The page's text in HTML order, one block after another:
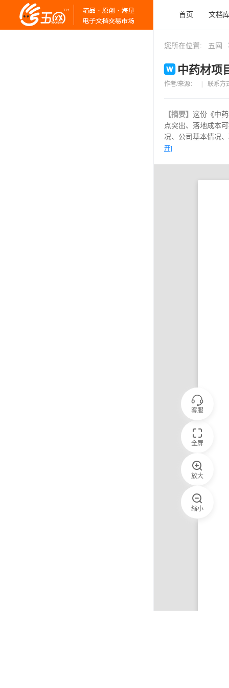
首页 文档
您所在位置: 五网
中药材项
作者/来源： 联系方
【摘要】 这份《中
点突出、落地成本
况、公司基本情况
开]
客服
全屏
放大
缩小